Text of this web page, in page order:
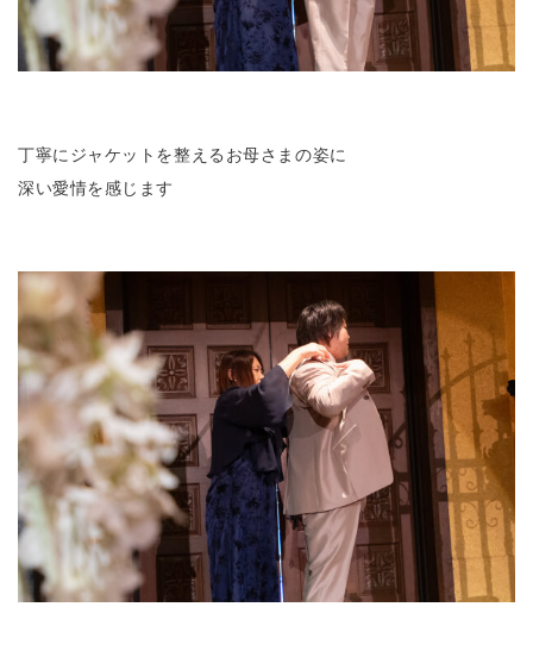
丁寧にジャケットを整えるお母さまの姿に
深い愛情を感じます